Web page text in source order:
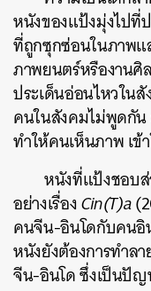
หนังของแป้งมุ่งไปที่
ที่ถูกซุกซ่อนในภาพแ
ภาพยนตร์หรืองานศิ
ประเด็นอ่อนไหวใน
คนในสังคมไม่พูดกัน
ทำให้คนเห็นภาพ เข้
หนังที่แป้งชอบ
อย่างเรื่องCin(T)a
คนจีน-อินโดกับคนอิ
หนังยังต้องการทำล
จีน-อินโด ซึ่งเป็นปัญ